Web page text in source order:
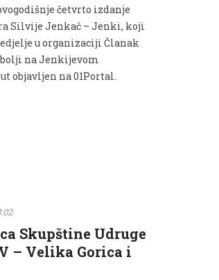
četvrto izdanje
Silvije Jenkač – Jenki, koji
u organizaciji Članak
na Jenkijevom
objavljen na 01Portal.
Skupštine Udruge
– Velika Gorica i